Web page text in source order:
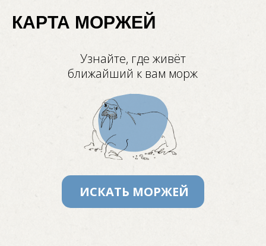
КАРТА МОРЖЕЙ
Узнайте, где живёт
ближайший к вам морж
ИСКАТЬ МОРЖЕЙ
и программирование
История
+15